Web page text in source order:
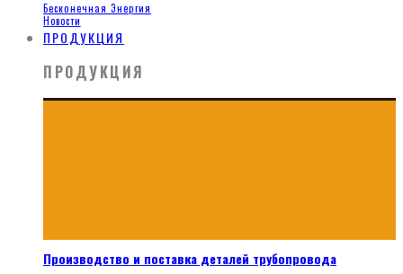
Бесконечная Энергия
Новости
ПРОДУКЦИЯ
ПРОДУКЦИЯ
Производство и поставка деталей трубопровода